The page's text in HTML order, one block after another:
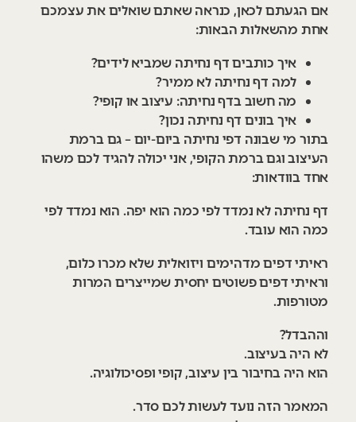
אם הגעתם לכאן, כנראה שאתם שואלים את עצמכם
אחת מהשאלות הבאות:
איך כותבים דף נחיתה שמביא לידים?
למה דף נחיתה לא ממיר?
מה חשוב בדף נחיתה: עיצוב או קופי?
איך בונים דף נחיתה נכון?
בתור מי שבונה דפי נחיתה ביום-יום – גם ברמת
העיצוב וגם ברמת הקופי, אני יכולה להגיד לכם משהו
אחד בוודאות:
דף נחיתה לא נמדד לפי כמה הוא יפה. הוא נמדד לפי
כמה הוא עובד.
ראיתי דפים מדהימים ויזואלית שלא מכרו כלום,
וראיתי דפים פשוטים יחסית שמייצרים המרות
מטורפות.
וההבדל?
לא היה בעיצוב.
הוא היה בחיבור בין עיצוב, קופי ופסיכולוגיה.
המאמר הזה נועד לעשות לכם סדר.